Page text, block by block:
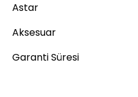
Astar
Aksesuar
Garanti Süresi